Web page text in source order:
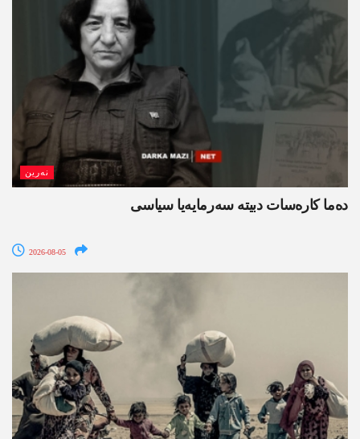
نەرین
ده‌ما کاره‌سات دبیتە سه‌رمایه‌یا سیاسی
2026-08-05